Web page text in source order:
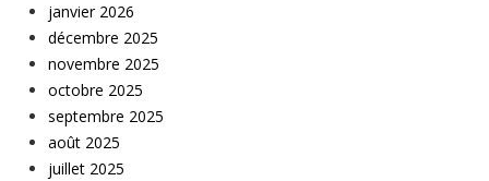
janvier 2026
décembre 2025
novembre 2025
octobre 2025
septembre 2025
août 2025
juillet 2025